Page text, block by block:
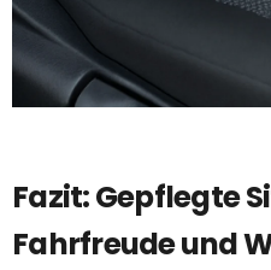
Fazit: Gepflegte
Fahrfreude und